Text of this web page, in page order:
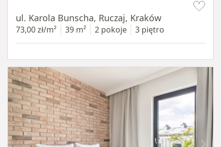
ul. Karola Bunscha, Ruczaj, Kraków
73,00 zł/m² 39 m² 2 pokoje 3 piętro